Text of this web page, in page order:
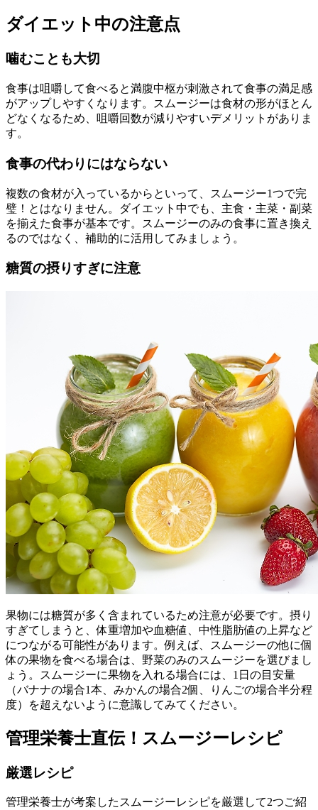
ダイエット中の注意点
噛むことも大切
食事は咀嚼して食べると満腹中枢が刺激されて食事の満足感
がアップしやすくなります。スムージーは食材の形がほとん
どなくなるため、咀嚼回数が減りやすいデメリットがありま
す。
食事の代わりにはならない
複数の食材が入っているからといって、スムージー1つで完
璧！とはなりません。ダイエット中でも、主食・主菜・副菜
を揃えた食事が基本です。スムージーのみの食事に置き換え
るのではなく、補助的に活用してみましょう。
糖質の摂りすぎに注意
果物には糖質が多く含まれているため注意が必要です。摂り
すぎてしまうと、体重増加や血糖値、中性脂肪値の上昇など
につながる可能性があります。例えば、スムージーの他に個
体の果物を食べる場合は、野菜のみのスムージーを選びまし
ょう。スムージーに果物を入れる場合には、1日の目安量
（バナナの場合1本、みかんの場合2個、りんごの場合半分程
度）を超えないように意識してみてください。
管理栄養士直伝！スムージーレシピ
厳選レシピ
管理栄養士が考案したスムージーレシピを厳選して2つご紹